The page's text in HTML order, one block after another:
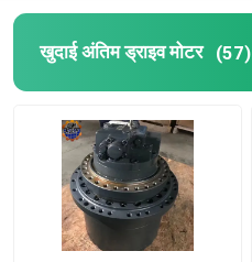
खुदाई अंतिम ड्राइव मोटर (57)